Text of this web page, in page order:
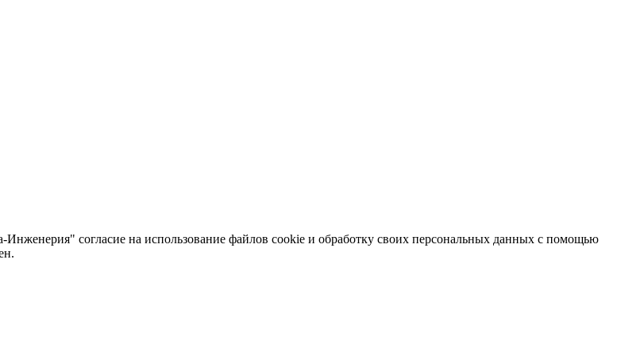
согласие на использование файлов cookie и обработку своих персональных данных с помощью